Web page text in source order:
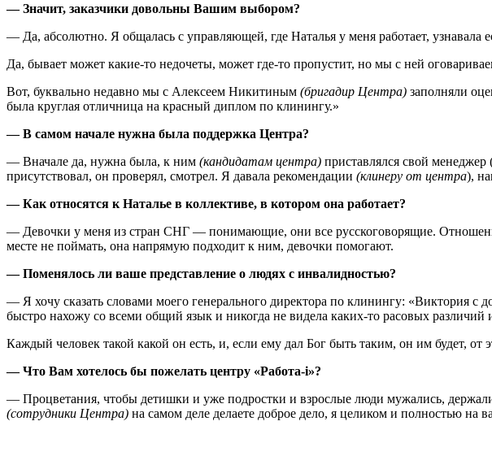
— Значит, заказчики довольны Вашим выбором?
— Да, абсолютно. Я общалась с управляющей, где Наталья у меня работает, узнавала
Да, бывает может какие-то недочеты, может где-то пропустит, но мы с ней
Вот, буквально недавно мы с Алексеем Никитиным (бригадир Центра) заполняли
была круглая отличница на красный диплом по клинингу.»
— В самом начале нужна была поддержка Центра?
— Вначале да, нужна была, к ним (кандидатам центра) приставлялся свой
присутствовал, он проверял, смотрел. Я давала рекомендации (клинеру от центра),
— Как относятся к Наталье в коллективе, в котором она работает?
— Девочки у меня из стран СНГ — понимающие, они все русскоговорящие.
месте не поймать, она напрямую подходит к ним, девочки помогают.
— Поменялось ли ваше представление о людях с инвалидностью?
— Я хочу сказать словами моего генерального директора по клинингу: «Виктория
быстро нахожу со всеми общий язык и никогда не видела каких-то расовых
Каждый человек такой какой он есть, и, если ему дал Бог быть таким, он им будет, от
— Что Вам хотелось бы пожелать центру «Работа-i»?
— Процветания, чтобы детишки и уже подростки и взрослые люди мужались,
(сотрудники Центра) на самом деле делаете доброе дело, я целиком и полностью на